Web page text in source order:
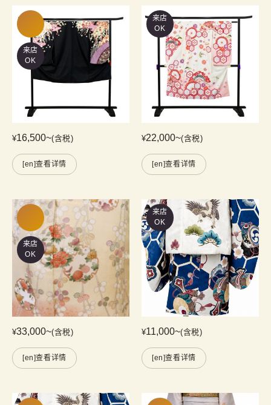
来店
OK
¥16,500~(含税)
[en]查看详情
来店
OK
¥22,000~(含税)
[en]查看详情
来店
OK
¥33,000~(含税)
[en]查看详情
来店
OK
¥11,000~(含税)
[en]查看详情